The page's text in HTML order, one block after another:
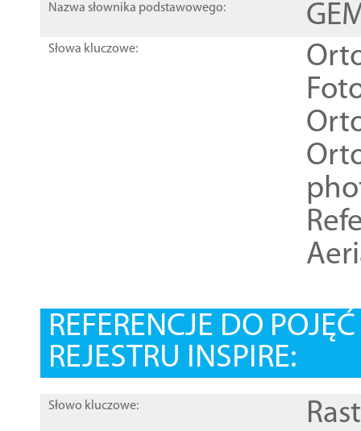
Nazwa słownika podstawowego:
Słowa kluczowe:
REFERENCJE DO
REJESTRU INSPIRE:
Słowo kluczowe: